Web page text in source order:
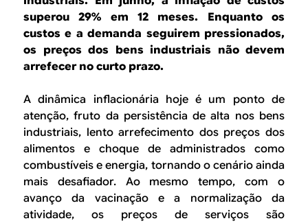
B
R
d
e
b
s
c
a
superou 29% em 12 meses. Enquanto os
custos e a demanda seguirem pressionados,
os preços dos bens industriais não devem
arrefecer no curto prazo.
A dinâmica inflacionária hoje é um ponto de
atenção, fruto da persistência de alta nos bens
industriais, lento arrefecimento dos preços dos
alimentos e choque de administrados como
combustíveis e energia, tornando o cenário ainda
mais desafiador. Ao mesmo tempo, com o
avanço da vacinação e a normalização da
atividade, os preços de serviços são